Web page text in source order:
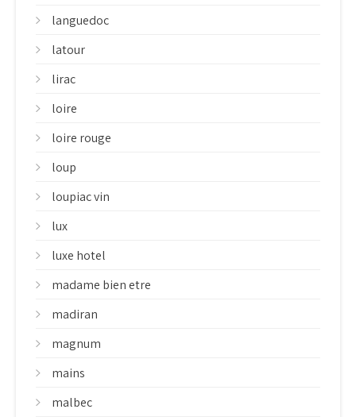
languedoc
latour
lirac
loire
loire rouge
loup
loupiac vin
lux
luxe hotel
madame bien etre
madiran
magnum
mains
malbec